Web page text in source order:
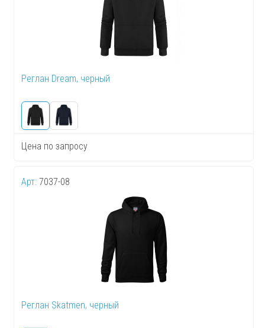
Реглан Dream, черный
Цена по запросу
Арт: 7037-08
Реглан Skatmen, черный